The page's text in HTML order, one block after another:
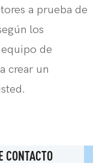
a prueba de
los
de
crear un
CONTACTO